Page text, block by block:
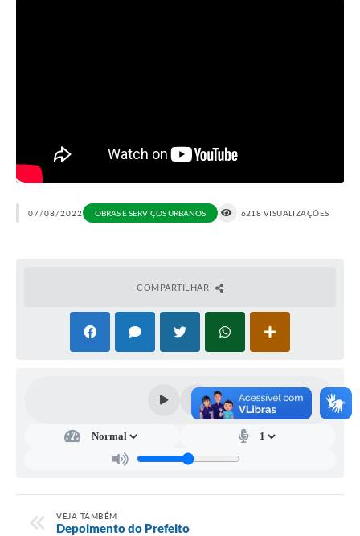
07/08/2022 OBRAS E SERVIÇOS URBANOS 6218 VISUALIZAÇÕES
COMPARTILHAR
VEJA TAMBÉM
Depoimento do Prefeito